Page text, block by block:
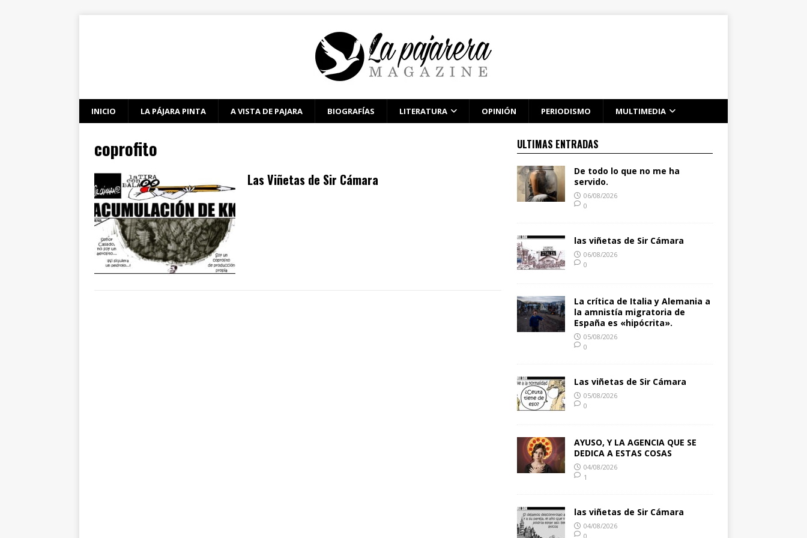
INICIO LA PÁJARA PINTA A VISTA DE PAJARA BIOGRAFÍAS LITERATURA OPINIÓN PERIODISMO MULTIMEDIA
coprofito
Las Viñetas de Sir Cámara
ULTIMAS ENTRADAS
De todo lo que no me ha
servido.
06/08/2026
0
las viñetas de Sir Cámara
06/08/2026
0
La crítica de Italia y Alemania a
la amnistía migratoria de
España es «hipócrita».
05/08/2026
0
Las viñetas de Sir Cámara
05/08/2026
0
AYUSO, Y LA AGENCIA QUE SE
DEDICA A ESTAS COSAS
04/08/2026
1
las viñetas de Sir Cámara
04/08/2026
0